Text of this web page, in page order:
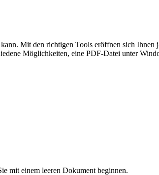
Mit den richtigen Tools eröffnen sich
Möglichkeiten, eine PDF-Datei unter
mit einem leeren Dokument beginnen.